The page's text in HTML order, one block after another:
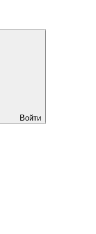
Войти